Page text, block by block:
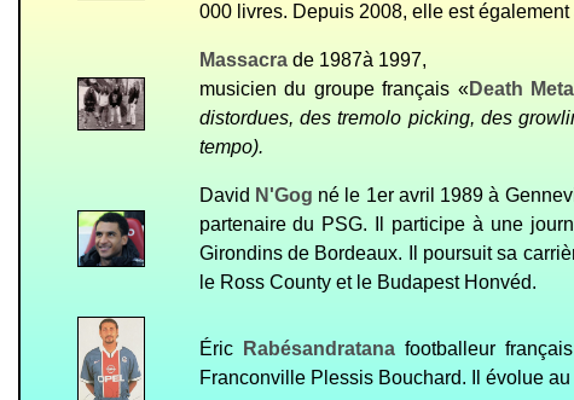
000 livres. Depuis 2008, elle est
Massacrade 1987à 1997,
musicien du groupe français «Death
distordues, des tremolo picking, des
tempo).
David N'Gog né le 1er avril 1989 à
partenaire du PSG. Il participe à une
Girondins de Bordeaux. Il poursuit sa
le Ross County et le Budapest Honvéd.
ÉricRabésandratanafootballeur
Franconville Plessis Bouchard.
l évolueau